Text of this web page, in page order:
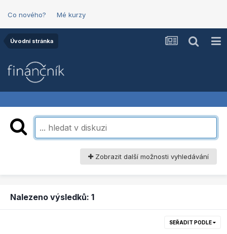
Co nového? Mé kurzy
Úvodní stránka
Zobrazit další možnosti vyhledávání
Nalezeno výsledků: 1
SEŘADIT PODLE